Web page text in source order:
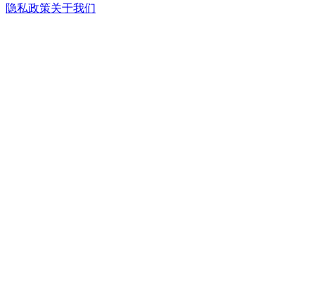
隐私政策关于我们